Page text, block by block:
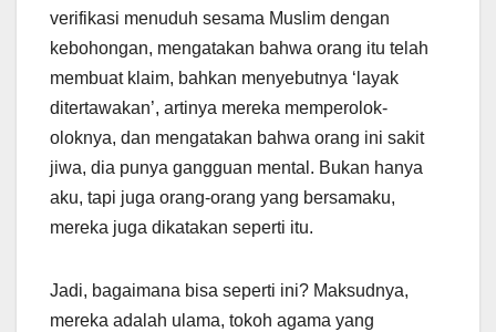
verifikasi menuduh sesama Muslim dengan
kebohongan, mengatakan bahwa orang itu telah
membuat klaim, bahkan menyebutnya ‘layak
ditertawakan’, artinya mereka memperolok-
oloknya, dan mengatakan bahwa orang ini sakit
jiwa, dia punya gangguan mental. Bukan hanya
aku, tapi juga orang-orang yang bersamaku,
mereka juga dikatakan seperti itu.
Jadi, bagaimana bisa seperti ini? Maksudnya,
mereka adalah ulama, tokoh agama yang